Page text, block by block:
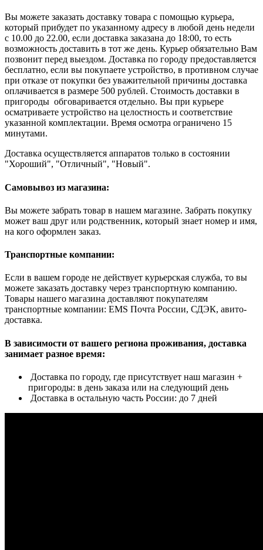
Вы можете заказать доставку товара с помощью курьера,
который прибудет по указанному адресу в любой день недели
с 10.00 до 22.00, если доставка заказана до 18:00, то есть
возможность доставить в тот же день. Курьер обязательно Вам
позвонит перед выездом. Доставка по городу предоставляется
бесплатно, если вы покупаете устройство, в противном случае
при отказе от покупки без уважительной причины доставка
оплачивается в размере 500 рублей. Стоимость доставки в
пригороды обговаривается отдельно. Вы при курьере
осматриваете устройство на целостность и соответствие
указанной комплектации. Время осмотра ограничено 15
минутами.
Доставка осуществляется аппаратов только в состоянии
"Хороший", "Отличный", "Новый".
Самовывоз из магазина:
Вы можете забрать товар в нашем магазине. Забрать покупку
может ваш друг или родственник, который знает номер и имя,
на кого оформлен заказ.
Транспортные компании:
Если в вашем городе не действует курьерская служба, то вы
можете заказать доставку через транспортную компанию.
Товары нашего магазина доставляют покупателям
транспортные компании: EMS Почта России, СДЭК, авито-
доставка.
В зависимости от вашего региона проживания, доставка
занимает разное время:
Доставка по городу, где присутствует наш магазин +
пригороды: в день заказа или на следующий день
Доставка в остальную часть России: до 7 дней